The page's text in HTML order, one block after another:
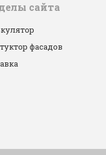
сайта
фасадов